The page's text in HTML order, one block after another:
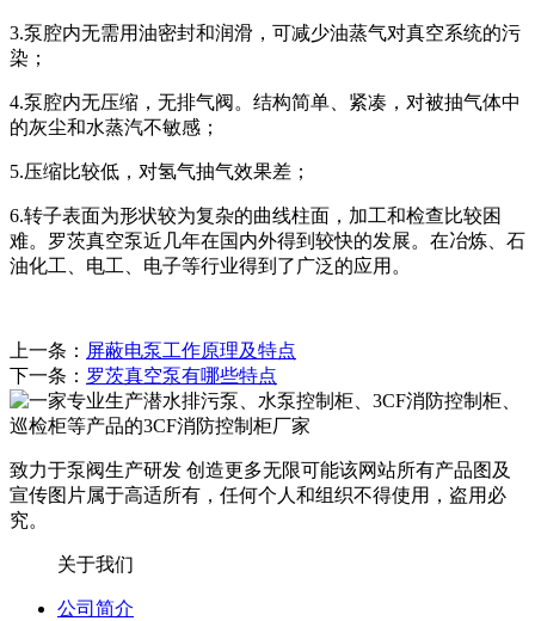
3.泵腔内无需用油密封和润滑，可减少油蒸气对真空系统的污
染；
4.泵腔内无压缩，无排气阀。结构简单、紧凑，对被抽气体中
的灰尘和水蒸汽不敏感；
5.压缩比较低，对氢气抽气效果差；
6.转子表面为形状较为复杂的曲线柱面，加工和检查比较困
难。罗茨真空泵近几年在国内外得到较快的发展。在冶炼、石
油化工、电工、电子等行业得到了广泛的应用。
上一条： 屏蔽电泵工作原理及特点
下一条： 罗茨真空泵有哪些特点
致力于泵阀生产研发 创造更多无限可能该网站所有产品图及
宣传图片属于高适所有，任何个人和组织不得使用，盗用必
究。
关于我们
公司简介